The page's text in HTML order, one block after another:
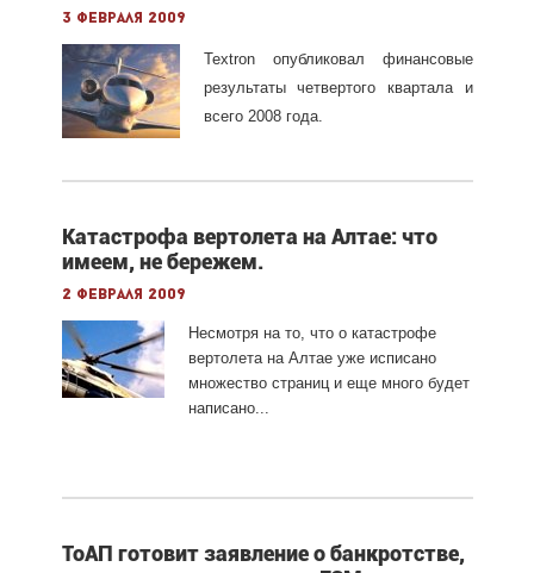
3 февраля 2009
Textronопубликовал финансовые
результаты четвертого квартала и
всего 2008 года.
Катастрофа вертолета на Алтае: что
имеем, не бережем.
2 февраля 2009
Несмотря на то, что о катастрофе
вертолета на Алтае уже исписано
множество страниц и еще много будет
написано...
ТоАП готовит заявление о банкротстве,